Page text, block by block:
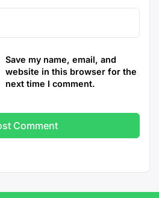
Save my name, email, and
website in this browser for the
next time I comment.